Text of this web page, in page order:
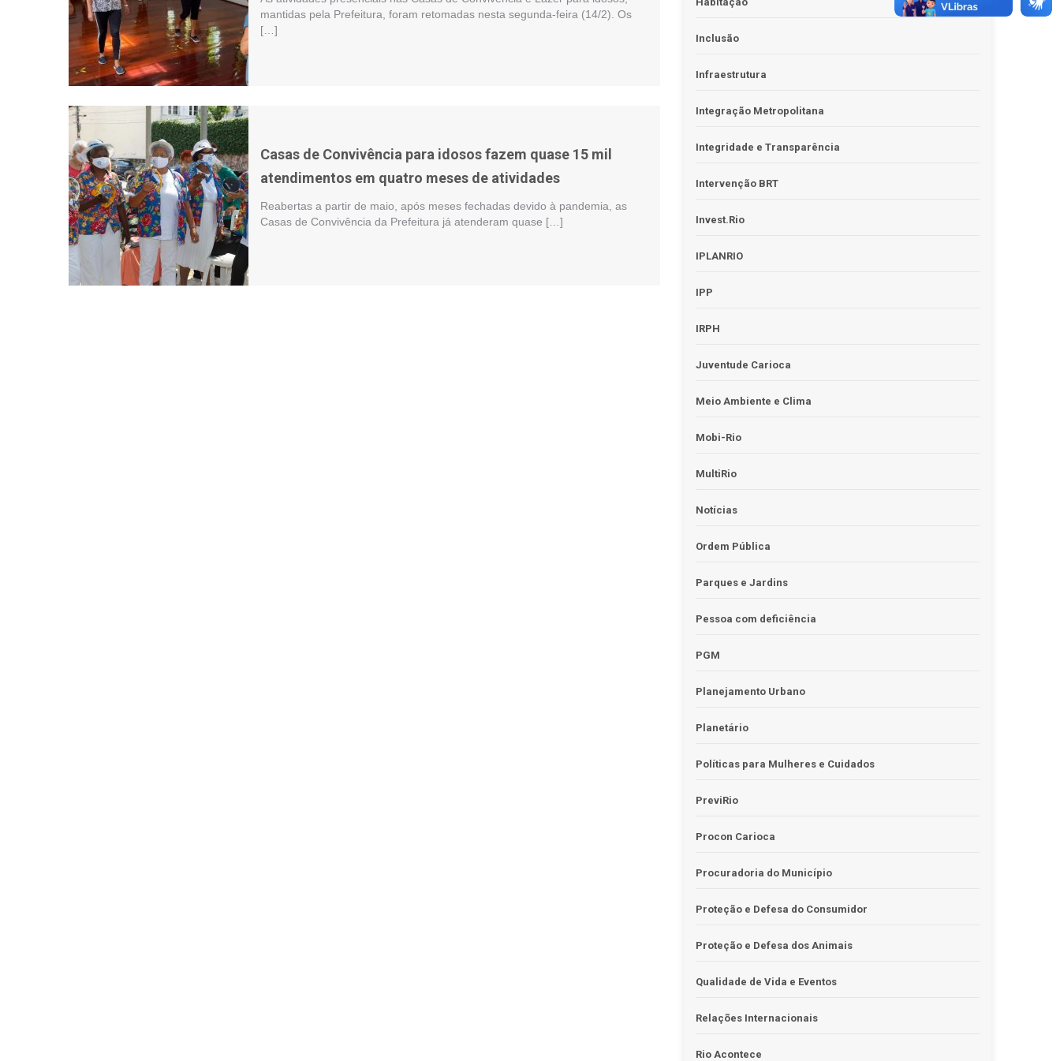
mantidas pela Prefeitura, foram retomadas nesta segunda-feira (14/2). Os
[…]
Casas de Convivência para idosos fazem quase 15 mil
atendimentos em quatro meses de atividades
Reabertas a partir de maio, após meses fechadas devido à pandemia, as
Casas de Convivência da Prefeitura já atenderam quase […]
Inclusão
Infraestrutura
Integração Metropolitana
Integridade e Transparência
Intervenção BRT
Invest.Rio
IPLANRIO
IPP
IRPH
Juventude Carioca
Meio Ambiente e Clima
Mobi-Rio
MultiRio
Notícias
Ordem Pública
Parques e Jardins
Pessoa com deficiência
PGM
Planejamento Urbano
Planetário
Políticas para Mulheres e Cuidados
PreviRio
Procon Carioca
Procuradoria do Município
Proteção e Defesa do Consumidor
Proteção e Defesa dos Animais
Qualidade de Vida e Eventos
Relações Internacionais
Rio Acontece